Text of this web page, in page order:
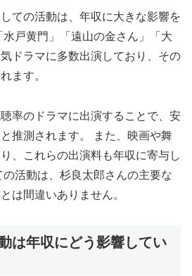
ての活動は、年収に大きな影響を
戸黄門」「遠山の金さん」「大
ドラマに多数出演しており、その
ます。
率のドラマに出演することで、安
推測されます。 また、映画や舞
、これらの出演料も年収に寄与し
活動は、杉良太郎さんの主要な
は間違いありません。
は年収にどう影響してい